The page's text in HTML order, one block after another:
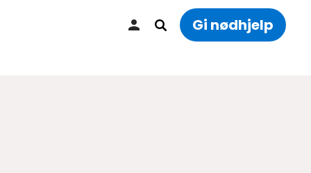
Gi nødhjelp